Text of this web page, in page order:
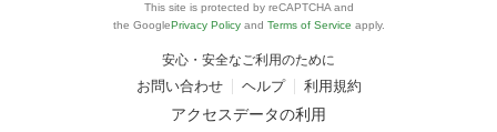
This site is protected by reCAPTCHA and
the GooglePrivacy Policy and Terms of Service apply.
安心・安全なご利用のために
お問い合わせ ヘルプ 利用規約
アクセスデータの利用